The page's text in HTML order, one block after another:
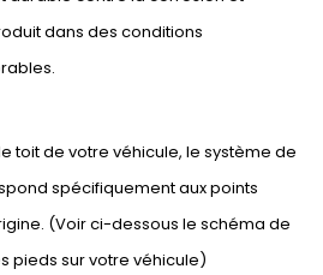
dans des conditions
toit de votre véhicule, le système de
spécifiquement aux points
(Voir ci-dessous le schéma de
pieds sur votre véhicule)